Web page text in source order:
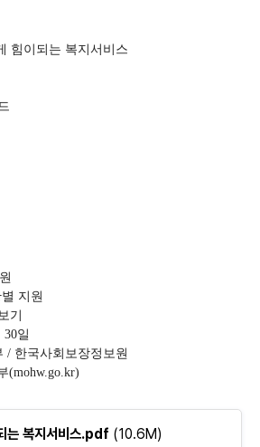
힘이되는 복지서비스
지원
기
일
/ 한국사회보장정보원
(mohw.go.kr)
는 복지서비스.pdf (10.6M)